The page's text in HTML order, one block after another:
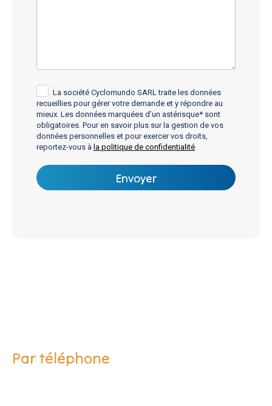
Par téléphone
La société Cyclomundo SARL traite les données
recueillies pour gérer votre demande et y répondre au
mieux. Les données marquées d’un astérisque* sont
obligatoires. Pour en savoir plus sur la gestion de vos
données personnelles et pour exercer vos droits,
reportez-vous à la politique de confidentialité.